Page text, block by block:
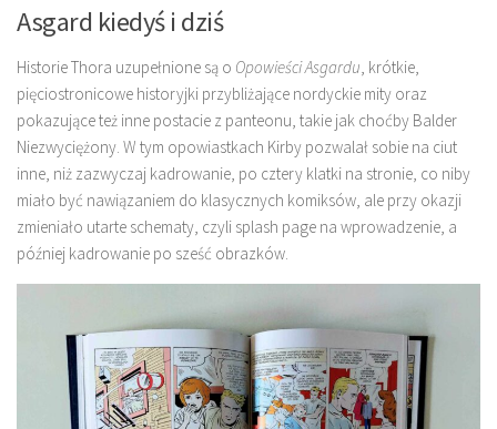
Asgard kiedyś i dziś
Historie Thora uzupełnione są o Opowieści Asgardu , krótkie,
pięciostronicowe historyjki przybliżające nordyckie mity oraz
pokazujące też inne postacie z panteonu, takie jak choćby Balder
Niezwyciężony. W tym opowiastkach Kirby pozwalał sobie na ciut
inne, niż zazwyczaj kadrowanie, po cztery klatki na stronie, co niby
miało być nawiązaniem do klasycznych komiksów, ale przy okazji
zmieniało utarte schematy, czyli splash page na wprowadzenie, a
później kadrowanie po sześć obrazków.